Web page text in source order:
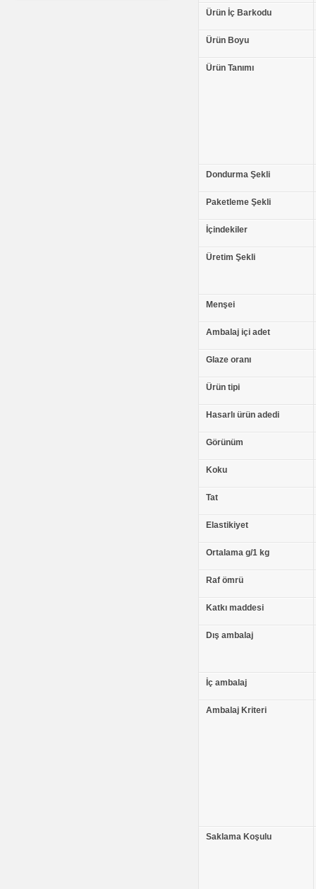
Ürün İç Barkodu
Ürün Boyu
Ürün Tanımı
Dondurma Şekli
Paketleme Şekli
İçindekiler
Üretim Şekli
Menşei
Ambalaj içi adet
Glaze oranı
Ürün tipi
Hasarlı ürün adedi
Görünüm
Koku
Tat
Elastikiyet
Ortalama g/1 kg
Raf ömrü
Katkı maddesi
Dış ambalaj
İç ambalaj
Ambalaj Kriteri
Saklama Koşulu